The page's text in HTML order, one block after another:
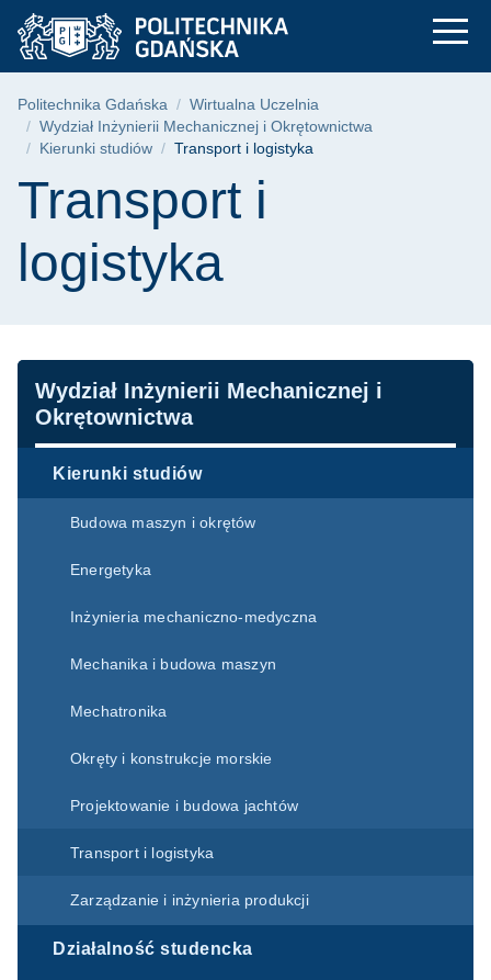
Przejdź
do
menu
Przejdź
do
wyszukiwarki
Przejdź
do
treści
Transport i
Ścieżka nawigacyjna
Politechnika Gdańska
Wirtualna Uczelnia
Wydział Inżynierii Mechanicznej i Okrętownictwa
Kierunki studiów
Transport i logistyka
Treść strony
Transport i
logistyka
Nawigacja
Wydział Inżynierii Mechanicznej i
Okrętownictwa
Kierunki studiów
Budowa maszyn i okrętów
Energetyka
Inżynieria mechaniczno-medyczna
Mechanika i budowa maszyn
Mechatronika
Okręty i konstrukcje morskie
Projektowanie i budowa jachtów
Transport i logistyka
Zarządzanie i inżynieria produkcji
Działalność studencka